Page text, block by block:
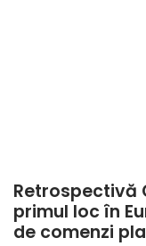
Retrospectivă
primul loc în
de comenzi